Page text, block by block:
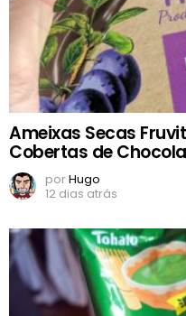
Ameixas Secas
Cobertas de
porHugo
12 dias atrás